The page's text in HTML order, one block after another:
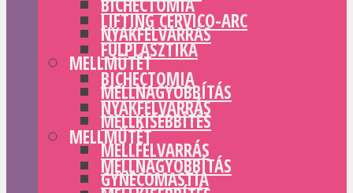
BICHECTOMIA
NYAKFELVARRÁS
MELLMŰTÉT
MELLNAGYOBBÍTÁS
MELLKISEBBÍTÉS
MELLFELVARRÁS
GYNECOMASTIA
LIFTING CERVICO-ARC
FÜLPLASZTIKA
BICHECTOMIA
NYAKFELVARRÁS
MELLMŰTÉT
MELLNAGYOBBÍTÁS